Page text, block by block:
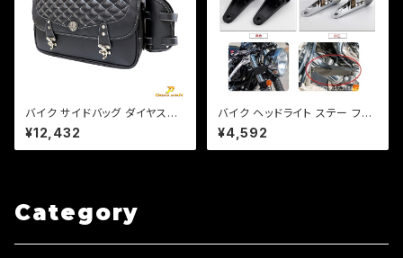
バイク サイドバッグ ダイヤステ
ッチ ドリンクホルダー レインカ
バー付き 15L 容量可変可能 フ
ルカバー防水 合皮 オリジナル
¥12,432
バイク ヘッドライト ステー フォ
ークサイズ 36, 39 パイ カラー
付き 左右 セット カスタム ネイ
キッド 【ブラック・シルバー選択】
¥4,592
Category